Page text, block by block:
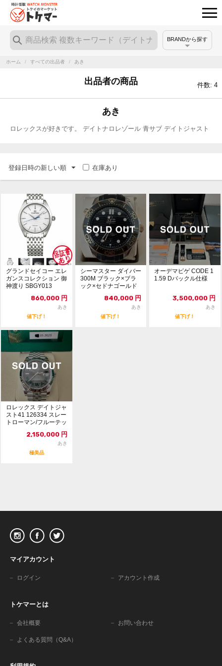
BRANDから探す
ホーム / すべての出品者 / あき
出品者の商品 件数: 4
あき
ロレックスが好きです。 デイトナロレゾール 青サブ デイトジャスト
登録日時の新しい順 在庫あり
グランドセイコー エレ
ガンスコレクション 御
神渡り SBGY013
860,000 円
あき
値下げ！
シーマスター ダイバー
300M ブラック×ブラ
ック×セドナゴールド
840,000 円
あき
値下げ！
オーデマピゲ CODE 1
1.59 Dバックル仕様
3,500,000 円
あき
値下げ！
ロレックス デイトジャ
スト41 126334 スレー
トローマン/フルーテッ
2,150,000 円
あき
極美品
マイアカウント
ログイン アカウント作成
トケマーとは
会社概要 お問い合わせ
よくある質問（Q&A）